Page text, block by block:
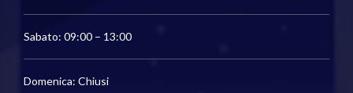
Sabato: 09:00 – 13:00
Domenica: Chiusi